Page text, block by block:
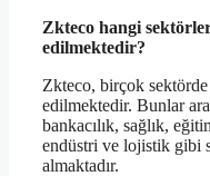
Zkteco hangi
edilmektedir?
Zkteco, birçok
edilmektedir. Bunlar
bankacılık, sağlık,
endüstri ve lojistik gibi
almaktadır.